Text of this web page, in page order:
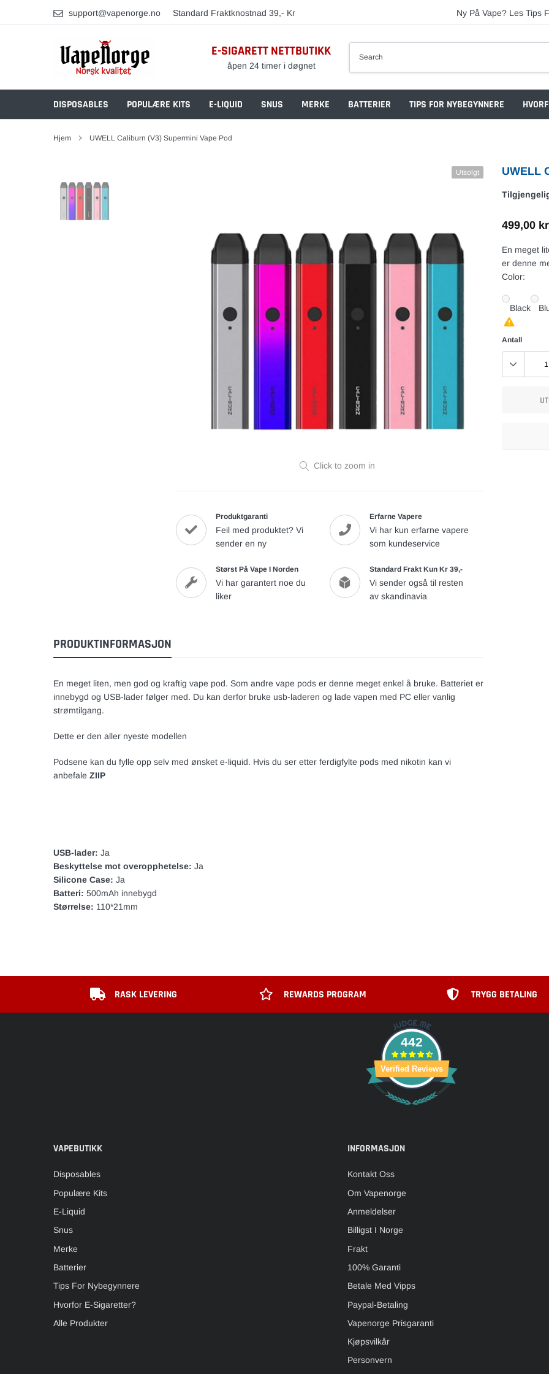
support@vapenorge.no Standard Fraktknostnad 39,- Kr Ny På Vape? Les Tips
E-SIGARETT NETTBUTIKK
åpen 24 timer i døgnet
DISPOSABLES POPULÆRE KITS E-LIQUID SNUS MERKE BATTERIER TIPS FOR NYBEGYNNERE
Hjem UWELL Caliburn (V3) Supermini Vape Pod
Utsolgt
Click to zoom in
Produktgaranti
Feil med produktet? Vi
sender en ny
Erfarne Vapere
Vi har kun erfarne vapere
som kundeservice
Størst På Vape I Norden
Vi har garantert noe du
liker
Standard Frakt Kun Kr 39,-
Vi sender også til resten
av skandinavia
UWELL
499,00 kr
En meget
er denne
Color:
Black
Antall
PRODUKTINFORMASJON
En meget liten, men god og kraftig vape pod. Som andre vape pods er denne meget enkel å bruke. Batteriet er
innebygd og USB-lader følger med. Du kan derfor bruke usb-laderen og lade vapen med PC eller vanlig
strømtilgang.
Dette er den aller nyeste modellen
Podsene kan du fylle opp selv med ønsket e-liquid. Hvis du ser etter ferdigfylte pods med nikotin kan vi
anbefale ZIIP
USB-lader: Ja
Beskyttelse mot overopphetelse: Ja
Silicone Case: Ja
Batteri: 500mAh innebygd
Størrelse: 110*21mm
RASK LEVERING REWARDS PROGRAM TRYGG BETALING
442
Verified Reviews
VAPEBUTIKK
Disposables
Populære Kits
E-Liquid
Snus
Merke
Batterier
Tips For Nybegynnere
Hvorfor E-Sigaretter?
Alle Produkter
INFORMASJON
Kontakt Oss
Om Vapenorge
Anmeldelser
Billigst I Norge
Frakt
100% Garanti
Betale Med Vipps
Paypal-Betaling
Vapenorge Prisgaranti
Kjøpsvilkår
Personvern